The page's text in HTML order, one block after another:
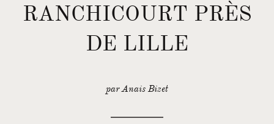
RANCHICOURT PRÈS
DE LILLE
par Anais Bizet